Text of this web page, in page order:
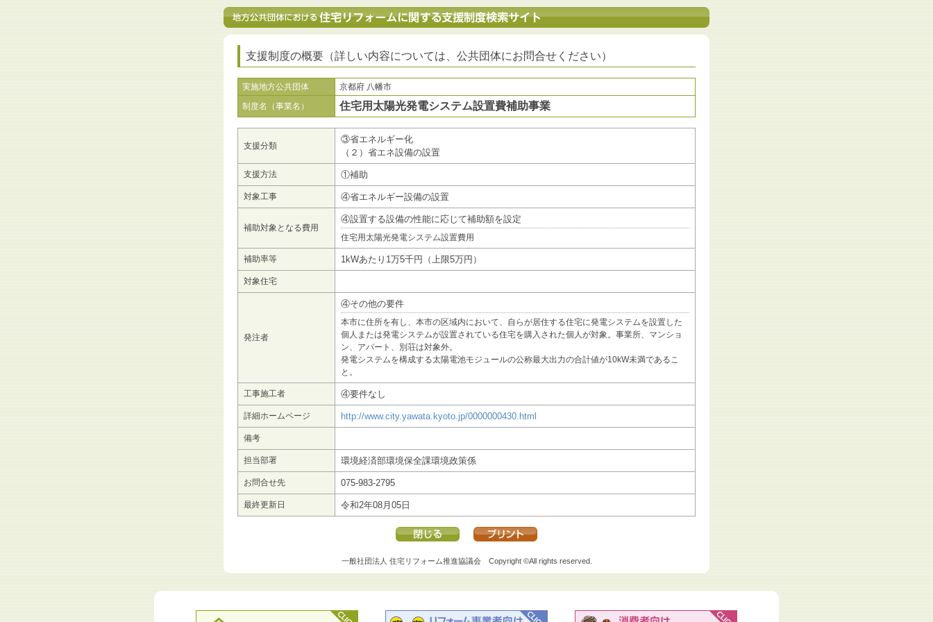
支援制度の概要（詳しい内容については、公共団体にお問合せください）
実施地方公共団体
京都府 八幡市
制度名（事業名）
住宅用太陽光発電システム設置費補助事業
支援分類
③省エネルギー化
（２）省エネ設備の設置
支援方法 ①補助
対象工事 ④省エネルギー設備の設置
補助対象となる費用
④設置する設備の性能に応じて補助額を設定
住宅用太陽光発電システム設置費用
補助率等 1kWあたり1万5千円（上限5万円）
対象住宅
発注者
④その他の要件
本市に住所を有し、本市の区域内において、自らが居住する住宅に発電システムを設置した
個人または発電システムが設置されている住宅を購入された個人が対象。事業所、マンショ
ン、アパート、別荘は対象外。
発電システムを構成する太陽電池モジュールの公称最大出力の合計値が10kW未満であるこ
と。
工事施工者 ④要件なし
詳細ホームページ http://www.city.yawata.kyoto.jp/0000000430.html
備考
担当部署 環境経済部環境保全課環境政策係
お問合せ先 075-983-2795
最終更新日 令和2年08月05日
一般社団法人 住宅リフォーム推進協議会Copyright ©All rights reserved.